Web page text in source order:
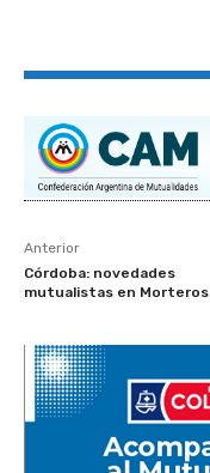
Anterior
Córdoba: novedades
mutualistas en Morteros